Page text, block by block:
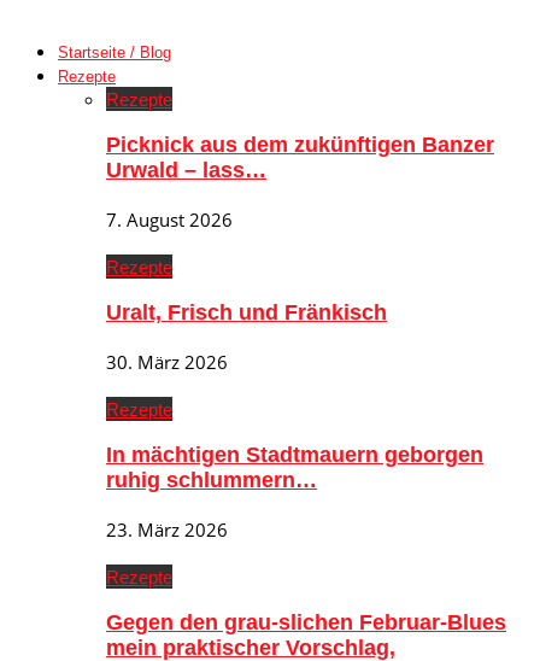
Startseite / Blog
Rezepte
Rezepte
Picknick aus dem zukünftigen Banzer
Urwald – lass…
7. August 2026
Rezepte
Uralt, Frisch und Fränkisch
30. März 2026
Rezepte
In mächtigen Stadtmauern geborgen
ruhig schlummern…
23. März 2026
Rezepte
Gegen den grau-slichen Februar-Blues
mein praktischer Vorschlag,